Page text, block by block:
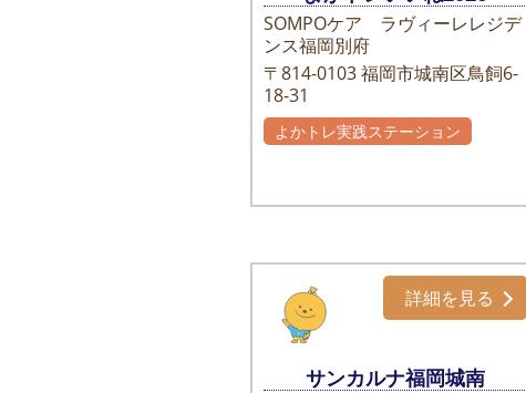
SOMPOケア ラヴィーレレジデ
ンス福岡別府
〒814-0103福岡市城南区鳥飼6-
18-31
よかトレ実践ステーション
サンカルナ福岡城南
詳細を見る